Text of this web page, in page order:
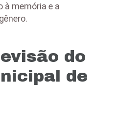
à memória e a
do
de